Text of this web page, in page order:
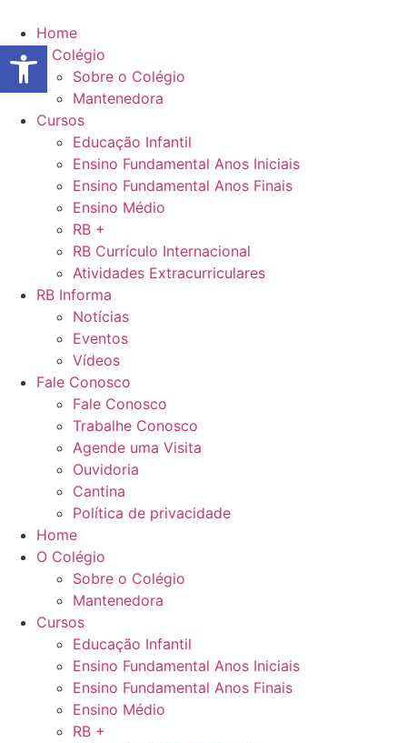
para
conteúdo
Home
O Colégio
Sobre o Colégio
Mantenedora
Cursos
Educação Infantil
Ensino Fundamental Anos Iniciais
Ensino Fundamental Anos Finais
Ensino Médio
RB +
RB Currículo Internacional
Atividades Extracurriculares
RB Informa
Notícias
Eventos
Vídeos
Fale Conosco
Fale Conosco
Trabalhe Conosco
Agende uma Visita
Ouvidoria
Cantina
Política de privacidade
Home
O Colégio
Sobre o Colégio
Mantenedora
Cursos
Educação Infantil
Ensino Fundamental Anos Iniciais
Ensino Fundamental Anos Finais
Ensino Médio
RB +
Abrir a barra de ferramentas